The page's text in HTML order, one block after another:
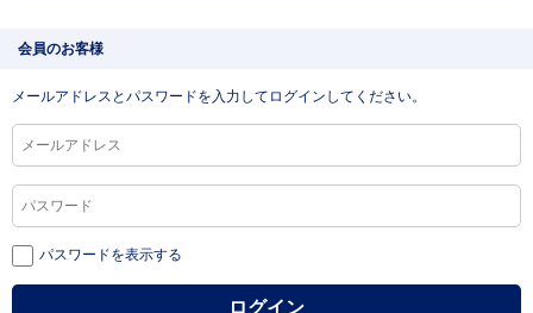
会員のお客様
メールアドレスとパスワードを入力してログインしてください。
パスワードを表示する